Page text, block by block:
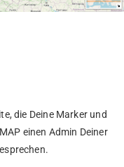
die Deine Marker und
einen Admin Deiner